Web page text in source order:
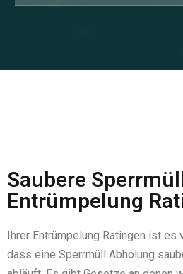
Saubere
Entrümpelung
Ihrer Entrümpelung Ratingen ist es
dass eine Sperrmüll Abholung